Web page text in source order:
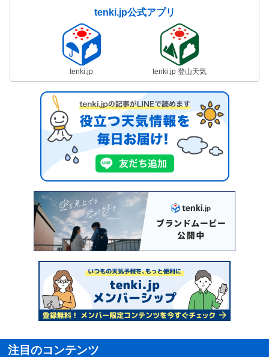
tenki.jp公式アプリ
tenki.jp tenki.jp 登山天気
注目のコンテンツ